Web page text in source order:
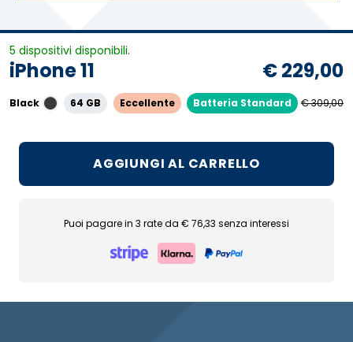
5 dispositivi disponibili.
iPhone 11 € 229,00
Black 64 GB Eccellente Batteria Standard € 309,00
AGGIUNGI AL CARRELLO
Puoi pagare in 3 rate da € 76,33 senza interessi